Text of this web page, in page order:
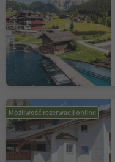
Możliwość rezerwacji online